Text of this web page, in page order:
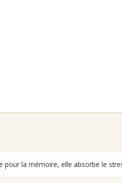
pour la mémoire, elle absorbe le